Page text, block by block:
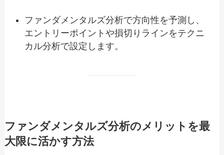
ファンダメンタルズ分析で方向性を予測し、
エントリーポイントや損切りラインをテクニ
カル分析で設定します。
ファンダメンタルズ分析のメリットを最
大限に活かす方法